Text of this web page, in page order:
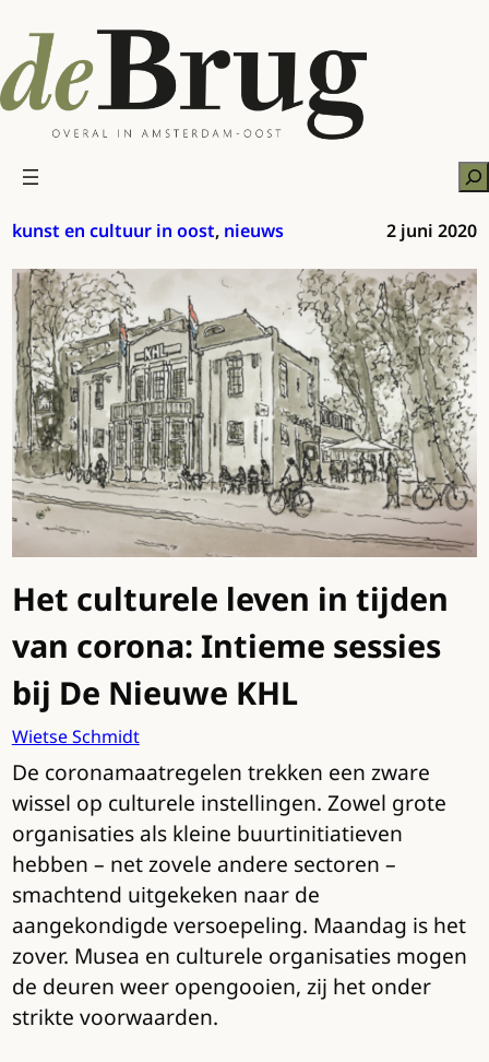
naar
de
inhoud
kunst en cultuur in oost, nieuws 2 juni 2020
Het culturele leven in tijden
van corona: Intieme sessies
bij De Nieuwe KHL
Wietse Schmidt
De coronamaatregelen trekken een zware
wissel op culturele instellingen. Zowel grote
organisaties als kleine buurtinitiatieven
hebben – net zovele andere sectoren –
smachtend uitgekeken naar de
aangekondigde versoepeling. Maandag is het
zover. Musea en culturele organisaties mogen
de deuren weer opengooien, zij het onder
strikte voorwaarden.